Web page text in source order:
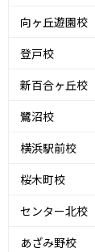
向ヶ丘遊園校
登戸校
新百合ヶ丘校
鷺沼校
横浜駅前校
桜木町校
センター北校
あざみ野校